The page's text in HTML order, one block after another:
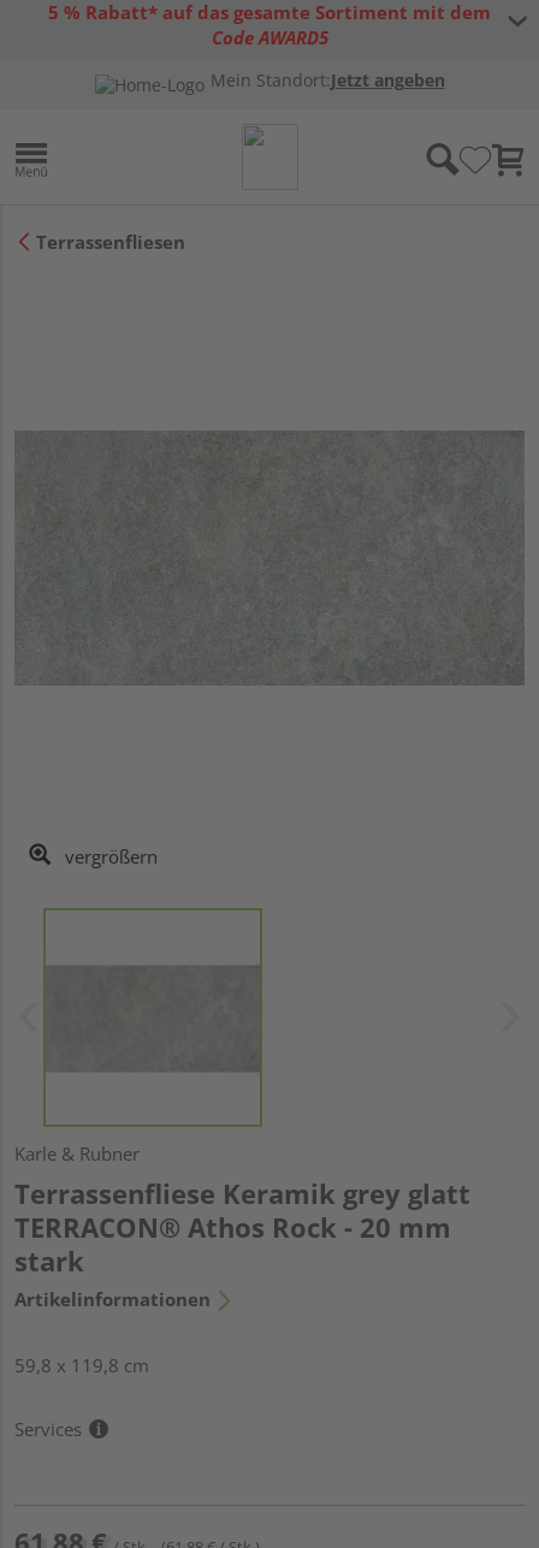
5 % Rabatt* auf das gesamte Sortiment mit dem
Code AWARD5
Gutscheinbedingungen
Mein Standort:Jetzt angeben
Terrassenfliesen
vergrößern
Karle & Rubner
Terrassenfliese Keramik grey glatt
TERRACON® Athos Rock - 20 mm
stark
Artikelinformationen
59,8 x 119,8 cm
Services